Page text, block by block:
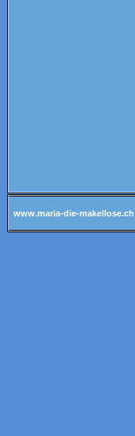
www.maria-die-makellose.ch